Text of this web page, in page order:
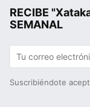
RECIBE
SEMANAL
Suscribiéndote